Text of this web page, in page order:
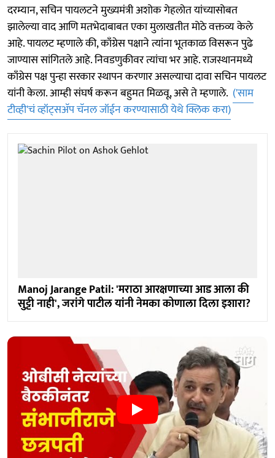
दरम्यान, सचिन पायलटने मुख्यमंत्री अशोक गेहलोत यांच्यासोबत
झालेल्या वाद आणि मतभेदाबाबत एका मुलाखतीत मोठे वक्तव्य केले
आहे. पायलट म्हणाले की, काँग्रेस पक्षाने त्यांना भूतकाळ विसरून पुढे
जाण्यास सांगितले आहे. निवडणुकीवर त्यांचा भर आहे. राजस्थानमध्ये
काँग्रेस पक्ष पुन्हा सरकार स्थापन करणार असल्याचा दावा सचिन पायलट
यांनी केला. आम्ही संघर्ष करून बहुमत मिळवू, असे ते म्हणाले. ('साम
टीव्ही'चं व्हॉट्सअ‍ॅप चॅनल जॉईन करण्यासाठी येथे क्लिक करा)
Manoj Jarange Patil: 'मराठा आरक्षणाच्या आड आला की
सुट्टी नाही', जरांगे पाटील यांनी नेमका कोणाला दिला इशारा?